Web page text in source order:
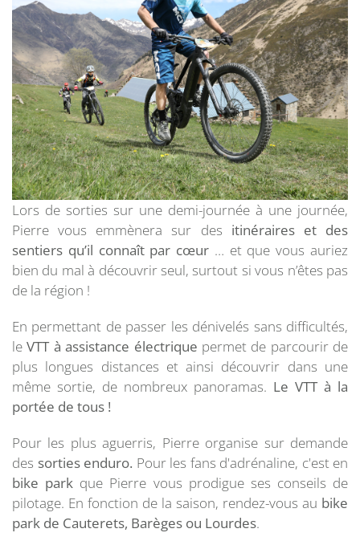
Lors de sorties sur une demi-journée à une journée,
Pierre vous emmènera sur des itinéraires et des
sentiers qu’il connaît par cœur … et que vous auriez
bien du mal à découvrir seul, surtout si vous n’êtes pas
de la région !
En permettant de passer les dénivelés sans difficultés,
leVTT à assistance électrique permet de parcourir de
plus longues distances et ainsi découvrir dans une
même sortie, de nombreux panoramas. Le VTT à la
portée de tous !
Pour les plus aguerris, Pierre organise sur demande
des sorties enduro. Pour les fans d'adrénaline, c'est en
bike park que Pierre vous prodigue ses conseils de
pilotage. En fonction de la saison, rendez-vous au bike
park de Cauterets, Barèges ou Lourdes.